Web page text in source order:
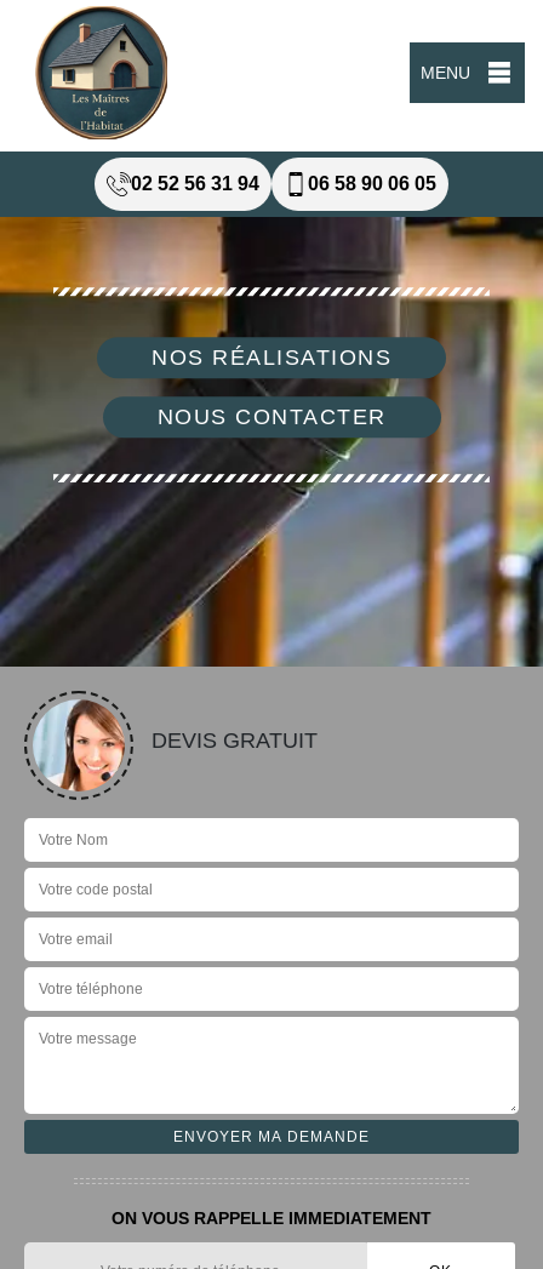
MENU
02 52 56 31 94 06 58 90 06 05
NOS RÉALISATIONS
NOUS CONTACTER
DEVIS GRATUIT
ON VOUS RAPPELLE IMMEDIATEMENT